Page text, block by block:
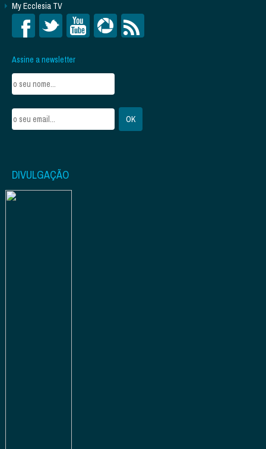
My Ecclesia TV
Assine a newsletter
DIVULGAÇÃO